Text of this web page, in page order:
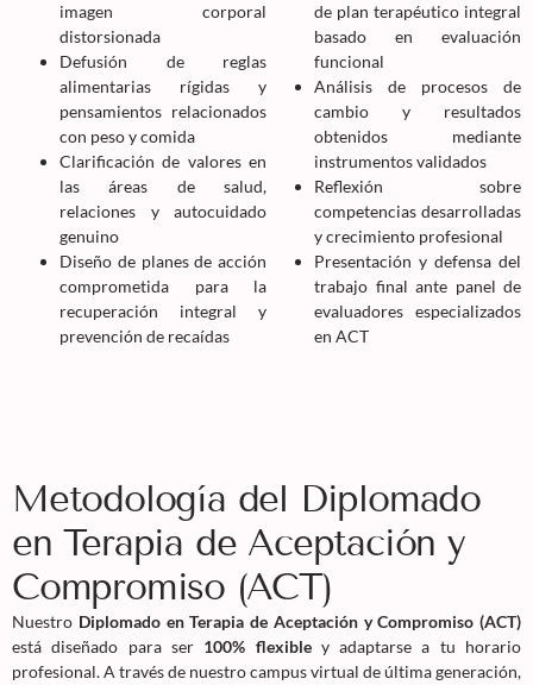
imagen corporal
distorsionada
Defusión de reglas
alimentarias rígidas y
pensamientos relacionados
con peso y comida
Clarificación de valores en
las áreas de salud,
relaciones y autocuidado
genuino
Diseño de planes de acción
comprometida para la
recuperación integral y
prevención de recaídas
de plan terapéutico integral
basado en evaluación
funcional
Análisis de procesos de
cambio y resultados
obtenidos mediante
instrumentos validados
Reflexión sobre
competencias desarrolladas
y crecimiento profesional
Presentación y defensa del
trabajo final ante panel de
evaluadores especializados
en ACT
Metodología del Diplomado
en Terapia de Aceptación y
Compromiso (ACT)
Nuestro Diplomado en Terapia de Aceptación y Compromiso (ACT)
está diseñado para ser 100% flexibley adaptarse a tu horario
profesional. A través de nuestro campus virtual de última generación,